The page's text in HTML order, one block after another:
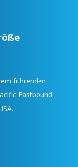
führenden
Eastbound